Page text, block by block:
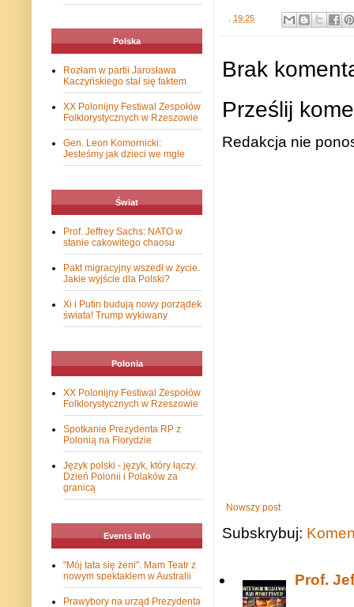
. 19:25
Brak
Prześlij
Redakcja nie
Nowszy post
Subskrybuj:
Prof.
Polska
Rozłam w partii Jarosława
Kaczyńskiego stał się faktem
XX Polonijny Festiwal Zespołów
Folklorystycznych w Rzeszowie
Gen. Leon Komornicki:
Jesteśmy jak dzieci we mgle
Świat
Prof. Jeffrey Sachs: NATO w
stanie cakowitego chaosu
Pakt migracyjny wszedł w życie.
Jakie wyjście dla Polski?
Xi i Putin budują nowy porządek
świata! Trump wykiwany
Polonia
XX Polonijny Festiwal Zespołów
Folklorystycznych w Rzeszowie
Spotkanie Prezydenta RP z
Polonią na Florydzie
Język polski - język, który łączy.
Dzień Polonii i Polaków za
granicą
Events Info
"Mój tata się żeni". Mam Teatr z
nowym spektaklem w Australii
Prawybory na urząd Prezydenta